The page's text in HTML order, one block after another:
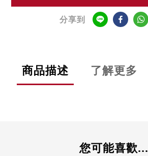
分享到
商品描述 了解更多
您可能喜歡...